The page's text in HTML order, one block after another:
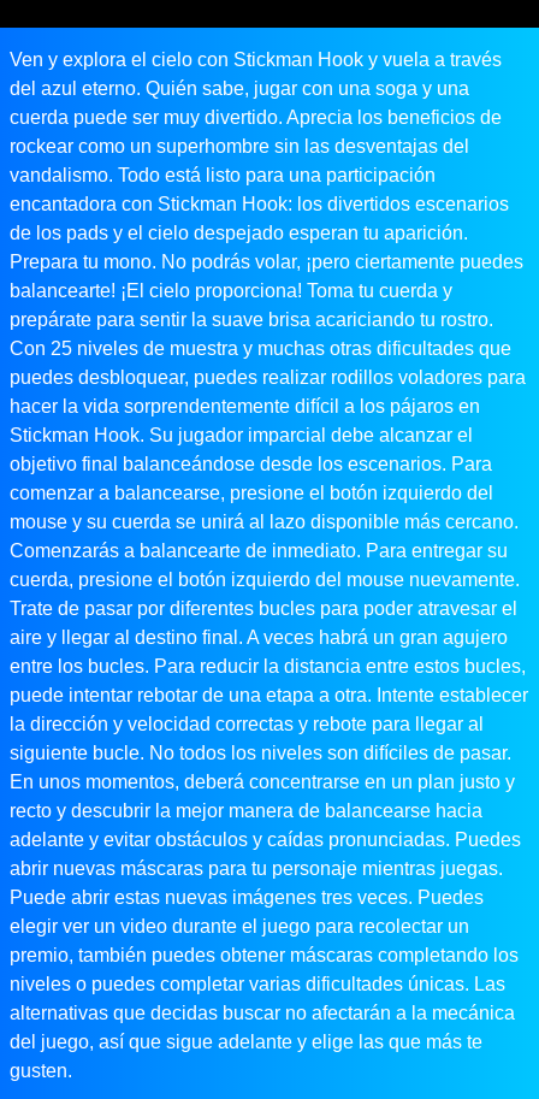
Ven y explora el cielo con Stickman Hook y vuela a través
del azul eterno. Quién sabe, jugar con una soga y una
cuerda puede ser muy divertido. Aprecia los beneficios de
rockear como un superhombre sin las desventajas del
vandalismo. Todo está listo para una participación
encantadora con Stickman Hook: los divertidos escenarios
de los pads y el cielo despejado esperan tu aparición.
Prepara tu mono. No podrás volar, ¡pero ciertamente puedes
balancearte! ¡El cielo proporciona! Toma tu cuerda y
prepárate para sentir la suave brisa acariciando tu rostro.
Con 25 niveles de muestra y muchas otras dificultades que
puedes desbloquear, puedes realizar rodillos voladores para
hacer la vida sorprendentemente difícil a los pájaros en
Stickman Hook. Su jugador imparcial debe alcanzar el
objetivo final balanceándose desde los escenarios. Para
comenzar a balancearse, presione el botón izquierdo del
mouse y su cuerda se unirá al lazo disponible más cercano.
Comenzarás a balancearte de inmediato. Para entregar su
cuerda, presione el botón izquierdo del mouse nuevamente.
Trate de pasar por diferentes bucles para poder atravesar el
aire y llegar al destino final. A veces habrá un gran agujero
entre los bucles. Para reducir la distancia entre estos bucles,
puede intentar rebotar de una etapa a otra. Intente establecer
la dirección y velocidad correctas y rebote para llegar al
siguiente bucle. No todos los niveles son difíciles de pasar.
En unos momentos, deberá concentrarse en un plan justo y
recto y descubrir la mejor manera de balancearse hacia
adelante y evitar obstáculos y caídas pronunciadas. Puedes
abrir nuevas máscaras para tu personaje mientras juegas.
Puede abrir estas nuevas imágenes tres veces. Puedes
elegir ver un video durante el juego para recolectar un
premio, también puedes obtener máscaras completando los
niveles o puedes completar varias dificultades únicas. Las
alternativas que decidas buscar no afectarán a la mecánica
del juego, así que sigue adelante y elige las que más te
gusten.